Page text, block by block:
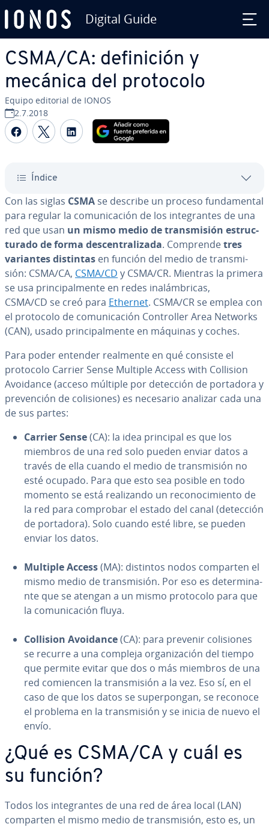
Digital Guide
CSMA/CA: de­fi­ni­ción y
mecánica del protocolo
Equipo editorial de IONOS
2.7.2018
Compartir Facebook
Compartir Twitter
Compartir LinkedIn
Índice
Con las siglas CSMA se describe un proceso fu­n­da­me­n­tal
para regular la co­mu­ni­ca­ción de los in­te­gra­n­tes de una
red que usan un mismo medio de tra­n­s­mi­sión es­tru­c­
tu­ra­do de forma de­s­ce­n­tra­li­za­da. Comprendetres
variantes distintas en función del medio de tra­n­s­mi­
sión: CSMA/CA, CSMA/CD y CSMA/CR. Mientras la primera
se usa pri­n­ci­pa­l­me­n­te en redes in­alá­m­bri­cas,
CSMA/CD se creó para Ethernet. CSMA/CR se emplea con
el protocolo de co­mu­ni­ca­ción Co­n­tro­ller Area Networks
(CAN), usado pri­n­ci­pa­l­me­n­te en máquinas y coches.
Para poder entender realmente en qué consiste el
protocolo Carrier Sense Multiple Access with Collision
Avoidance (acceso múltiple por detección de portadora y
pre­ve­n­ción de co­li­sio­nes) es necesario analizar cada una
de sus partes:
Carrier Sense(CA): la idea principal es que los
miembros de una red solo pueden enviar datos a
través de ella cuando el medio de tra­n­s­mi­sión no
esté ocupado. Para que esto sea posible en todo
momento se está rea­li­za­n­do un re­co­no­ci­mie­n­to de
la red para comprobar el estado del canal (detección
de portadora). Solo cuando esté libre, se pueden
enviar los datos.
Multiple Access(MA): distintos nodos comparten el
mismo medio de tra­n­s­mi­sión. Por eso es de­te­r­mi­na­
n­te que se atengan a un mismo protocolo para que
la co­mu­ni­ca­ción fluya.
Collision Avoidance(CA): para prevenir co­li­sio­nes
se recurre a una compleja or­ga­ni­za­ción del tiempo
que permite evitar que dos o más miembros de una
red comiencen la tra­n­s­mi­sión a la vez. Eso sí, en el
caso de que los datos se su­pe­r­po­n­gan, se reconoce
el problema en la tra­n­s­mi­sión y se inicia de nuevo el
envío.
¿Qué es CSMA/CA y cuál es
su función?
Todos los in­te­gra­n­tes de una red de área local (LAN)
comparten el mismo medio de tra­n­s­mi­sión, esto es, un